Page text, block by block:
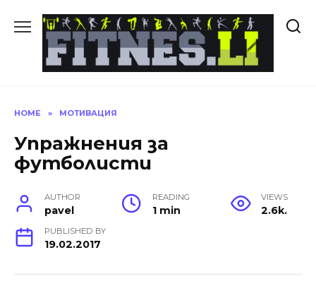
HOME » МОТИВАЦИЯ
Упражнения за
футболисти
AUTHOR
pavel
READING
1 min
VIEWS
2.6k.
PUBLISHED BY
19.02.2017